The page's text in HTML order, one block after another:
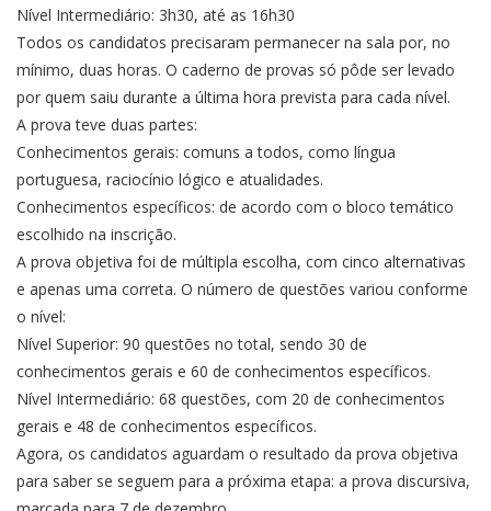
Nível Intermediário: 3h30, até as 16h30
Todos os candidatos precisaram permanecer na sala por, no
mínimo, duas horas. O caderno de provas só pôde ser levado
por quem saiu durante a última hora prevista para cada nível.
A prova teve duas partes:
Conhecimentos gerais: comuns a todos, como língua
portuguesa, raciocínio lógico e atualidades.
Conhecimentos específicos: de acordo com o bloco temático
escolhido na inscrição.
A prova objetiva foi de múltipla escolha, com cinco alternativas
e apenas uma correta. O número de questões variou conforme
o nível:
Nível Superior: 90 questões no total, sendo 30 de
conhecimentos gerais e 60 de conhecimentos específicos.
Nível Intermediário: 68 questões, com 20 de conhecimentos
gerais e 48 de conhecimentos específicos.
Agora, os candidatos aguardam o resultado da prova objetiva
para saber se seguem para a próxima etapa: a prova discursiva,